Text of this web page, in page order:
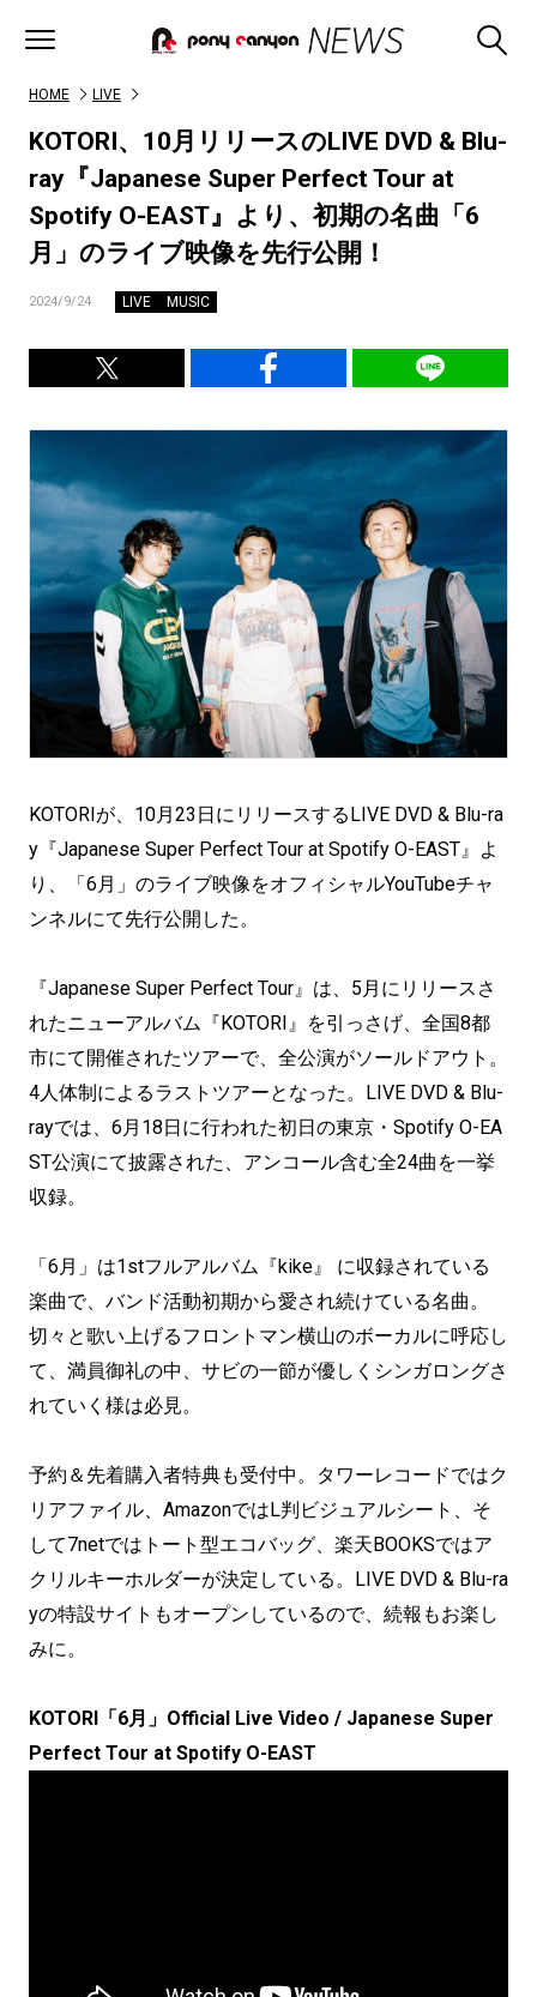
HOME LIVE
KOTORI、10月リリースのLIVE DVD & Blu-
ray『Japanese Super Perfect Tour at
Spotify O-EAST』より、初期の名曲「6
月」のライブ映像を先行公開！
2024/9/24 LIVE MUSIC
KOTORIが、10月23日にリリースするLIVE DVD & Blu-ra
y『Japanese Super Perfect Tour at Spotify O-EAST』よ
り、「6月」のライブ映像をオフィシャルYouTubeチャ
ンネルにて先行公開した。
『Japanese Super Perfect Tour』は、5月にリリースさ
れたニューアルバム『KOTORI』を引っさげ、全国8都
市にて開催されたツアーで、全公演がソールドアウト。
4人体制によるラストツアーとなった。LIVE DVD & Blu-
rayでは、6月18日に行われた初日の東京・Spotify O-EA
ST公演にて披露された、アンコール含む全24曲を一挙
収録。
「6月」は1stフルアルバム『kike』 に収録されている
楽曲で、バンド活動初期から愛され続けている名曲。
切々と歌い上げるフロントマン横山のボーカルに呼応し
て、満員御礼の中、サビの一節が優しくシンガロングさ
れていく様は必見。
予約＆先着購入者特典も受付中。タワーレコードではク
リアファイル、AmazonではL判ビジュアルシート、そ
して7netではトート型エコバッグ、楽天BOOKSではア
クリルキーホルダーが決定している。LIVE DVD & Blu-ra
yの特設サイトもオープンしているので、続報もお楽し
みに。
KOTORI「6月」Official Live Video / Japanese Super
Perfect Tour at Spotify O-EAST